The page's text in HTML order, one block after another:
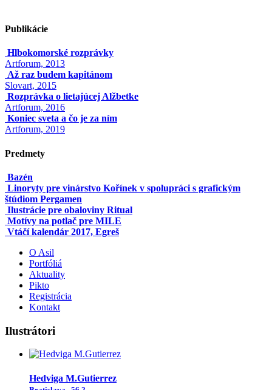
Publikácie
Hlbokomorské rozprávky
Artforum, 2013
Až raz budem kapitánom
Slovart, 2015
Rozprávka o lietajúcej Alžbetke
Artforum, 2016
Koniec sveta a čo je za ním
Artforum, 2019
Predmety
Bazén
Linoryty pre vinárstvo Kořínek v spolupráci s grafickým
štúdiom Pergamen
Ilustrácie pre obaloviny Ritual
Motívy na potlač pre MILE
Vtáčí kalendár 2017, Egreš
O Asil
Portfóliá
Aktuality
Pikto
Registrácia
Kontakt
Ilustrátori
Hedviga M.Gutierrez